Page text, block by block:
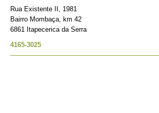
Rua Existente II, 1981
Bairro Mombaça, km 42
6861 Itapecerica da Serra
4165-3025